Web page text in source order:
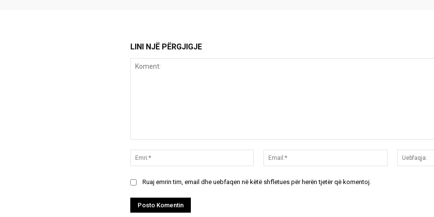
LINI NJË PËRGJIGJE
Emri:*
Email:*
Ruaj emrin tim, email dhe uebfaqen në këtë shfletues për herën tjetër që komentoj.